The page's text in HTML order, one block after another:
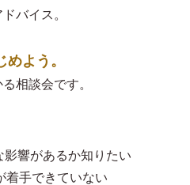
バイス。
よう。
相談会です。
響があるか知りたい
手できていない